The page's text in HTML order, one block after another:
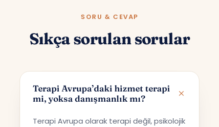
SORU & CEVAP
Sıkça sorulan sorular
Terapi Avrupa’daki hizmet terapi
mi, yoksa danışmanlık mı?
Terapi Avrupa olarak terapi değil, psikolojik